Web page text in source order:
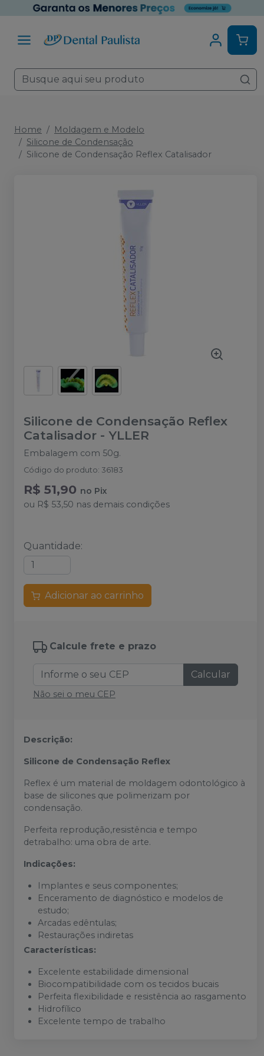
Home
Moldagem e Modelo
Silicone de Condensação
Silicone de Condensação Reflex Catalisador
Silicone de Condensação Reflex
Catalisador - YLLER
Embalagem com 50g.
Código do produto: 36183
R$ 51,90 no Pix
ou R$ 53,50 nas demais condições
Quantidade:
Adicionar ao carrinho
Calcule frete e prazo
Calcular
Não sei o meu CEP
Descrição:
Silicone de Condensação Reflex
Reflex é um material de moldagem odontológico à
base de silicones que polimerizam por
condensação.
Perfeita reprodução,resistência e tempo
detrabalho: uma obra de arte.
Indicações:
Implantes e seus componentes;
Enceramento de diagnóstico e modelos de
estudo;
Arcadas edêntulas;
Restaurações indiretas
Características:
Excelente estabilidade dimensional
Biocompatibilidade com os tecidos bucais
Perfeita flexibilidade e resistência ao rasgamento
Hidrofílico
Excelente tempo de trabalho